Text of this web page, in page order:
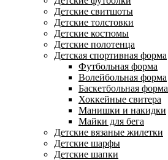
Детские свитшоты
Детские толстовки
Детские костюмы
Детские полотенца
Детская спортивная форма
Футбольная форма
Волейбольная форма
Баскетбольная форма
Хоккейные свитера
Манишки и накидки
Майки для бега
Детские вязаные жилетки
Детские шарфы
Детские шапки